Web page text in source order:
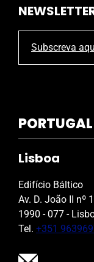
Subscreva
PORTUGAL
Lisboa
Edifício Báltico
Av. D. João II nº
1990 - 077 -
Tel. +351